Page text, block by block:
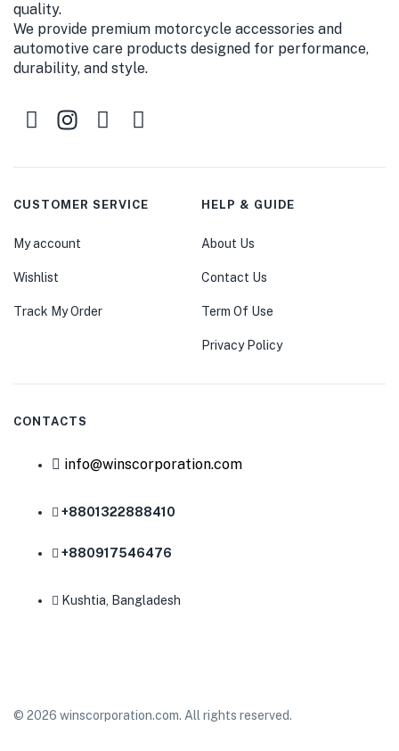
quality.
We provide premium motorcycle accessories and
automotive care products designed for performance,
durability, and style.
CUSTOMER SERVICE
My account
Wishlist
Track My Order
HELP & GUIDE
About Us
Contact Us
Term Of Use
Privacy Policy
CONTACTS
info@winscorporation.com
+8801322888410
+880917546476
Kushtia, Bangladesh
© 2026 winscorporation.com. All rights reserved.